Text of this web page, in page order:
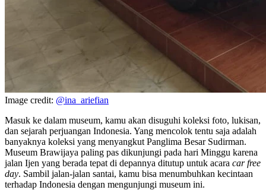
Image credit: @ina_ariefian
Masuk ke dalam museum, kamu akan disuguhi koleksi foto, lukisan,
dan sejarah perjuangan Indonesia. Yang mencolok tentu saja adalah
banyaknya koleksi yang menyangkut Panglima Besar Sudirman.
Museum Brawijaya paling pas dikunjungi pada hari Minggu karena
jalan Ijen yang berada tepat di depannya ditutup untuk acara car free
day. Sambil jalan-jalan santai, kamu bisa menumbuhkan kecintaan
terhadap Indonesia dengan mengunjungi museum ini.